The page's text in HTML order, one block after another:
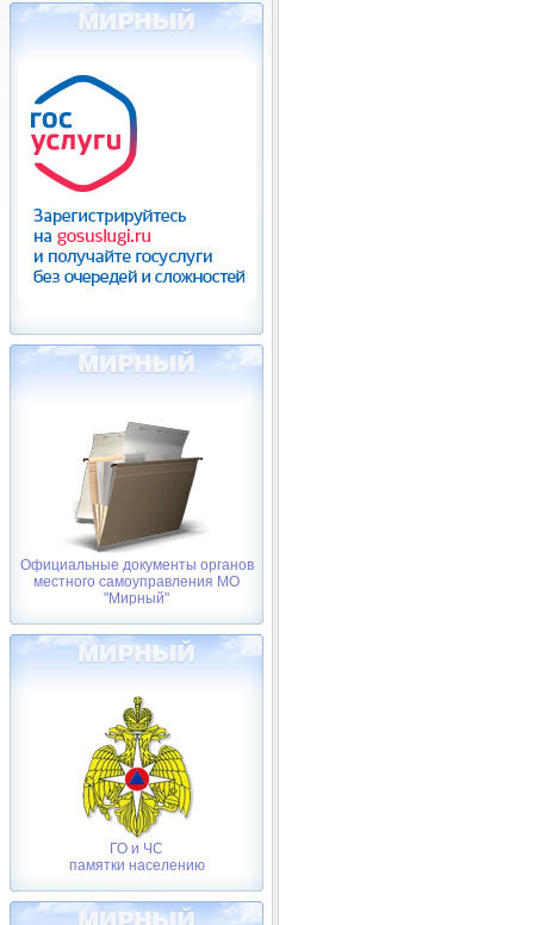
Официальные документы органов
местного самоуправления МО
"Мирный"
ГО и ЧС
памятки населению